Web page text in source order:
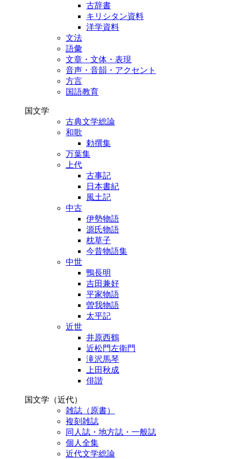
古辞書
キリシタン資料
洋学資料
文法
語彙
文章・文体・表現
音声・音韻・アクセント
方言
国語教育
国文学
古典文学総論
和歌
勅撰集
万葉集
上代
古事記
日本書紀
風土記
中古
伊勢物語
源氏物語
枕草子
今昔物語集
中世
鴨長明
吉田兼好
平家物語
曽我物語
太平記
近世
井原西鶴
近松門左衛門
滝沢馬琴
上田秋成
俳諧
国文学（近代）
雑誌（原書）
複刻雑誌
同人誌・地方誌・一般誌
個人全集
近代文学総論